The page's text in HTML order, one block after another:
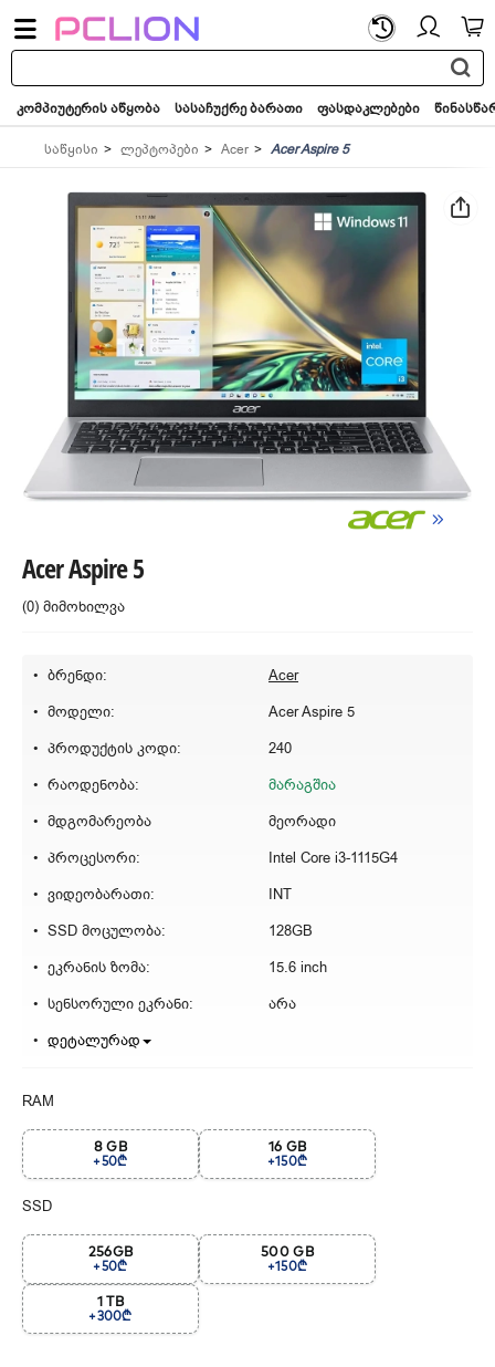
საძიებო
სიტყვა...
კომპიუტერის აწყობა სასაჩუქრე ბარათი ფასდაკლებები
საწყისი ლეპტოპები Acer Acer Aspire 5
Acer Aspire 5
(0) მიმოხილვა
ბრენდი:
Acer
მოდელი:
Acer Aspire 5
პროდუქტის კოდი:
240
რაოდენობა:
მარაგშია
მდგომარეობა
მეორადი
პროცესორი:
Intel Core i3-1115G4
ვიდეობარათი:
INT
SSD მოცულობა:
128GB
ეკრანის ზომა:
15.6 inch
სენსორული ეკრანი:
არა
დეტალურად
RAM
8 GB
+50₾
16 GB
+150₾
SSD
256GB
+50₾
500 GB
+150₾
1 TB
+300₾